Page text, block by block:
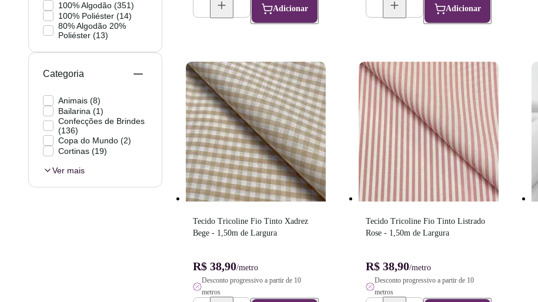
100% Algodão (351)
100% Poliéster (14)
80% Algodão 20%
Poliéster (13)
Categoria
Animais (8)
Bailarina (1)
Confecções de Brindes
(136)
Copa do Mundo (2)
Cortinas (19)
Ver mais
Adicionar Adicionar
Tecido Tricoline Fio Tinto Xadrez
Bege - 1,50m de Largura
R$ 38,90/metro
Desconto progressivo a partir de 10
metros
Tecido Tricoline Fio Tinto Listrado
Rose - 1,50m de Largura
R$ 38,90/metro
Desconto progressivo a partir de 10
metros